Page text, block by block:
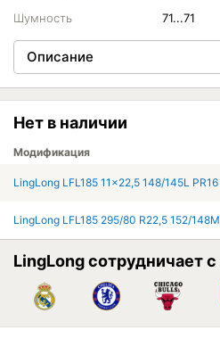
Шумность
71...71
Описание
Нет в наличии
Модификация
LingLong LFL185 11x22,5 148/145L PR16
LingLong LFL185 295/80 R22,5 152/148M
LingLong сотрудничает с